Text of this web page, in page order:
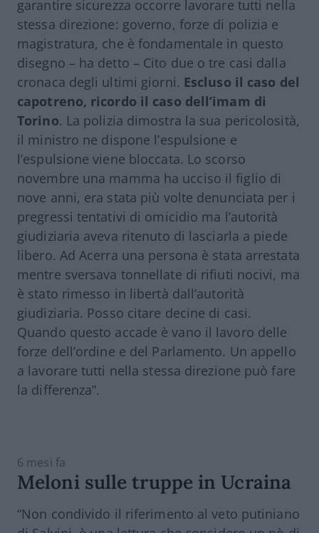
garantire sicurezza occorre lavorare tutti nella
stessa direzione: governo, forze di polizia e
magistratura, che è fondamentale in questo
disegno – ha detto – Cito due o tre casi dalla
cronaca degli ultimi giorni. Escluso il caso del
capotreno, ricordo il caso dell’imam di
Torino. La polizia dimostra la sua pericolosità,
il ministro ne dispone l’espulsione e
l’espulsione viene bloccata. Lo scorso
novembre una mamma ha ucciso il figlio di
nove anni, era stata più volte denunciata per i
pregressi tentativi di omicidio ma l’autorità
giudiziaria aveva ritenuto di lasciarla a piede
libero. Ad Acerra una persona è stata arrestata
mentre sversava tonnellate di rifiuti nocivi, ma
è stato rimesso in libertà dall’autorità
giudiziaria. Posso citare decine di casi.
Quando questo accade è vano il lavoro delle
forze dell’ordine e del Parlamento. Un appello
a lavorare tutti nella stessa direzione può fare
la differenza”.
6 mesi fa
Meloni sulle truppe in Ucraina
“Non condivido il riferimento al veto putiniano